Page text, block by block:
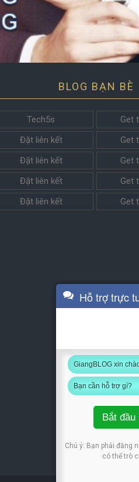
BLOG BẠN BÈ
Tech5s
Get
Đặt liên kết
Get
Đặt liên kết
Get
Đặt liên kết
Get
Đặt liên kết
Get
Hỗ trợ trực
GiangBLOG xin
Bạn cần hỗ trợ gì?
Bắt đầu
Chú ý: Bạn phải đăng
có thể trò